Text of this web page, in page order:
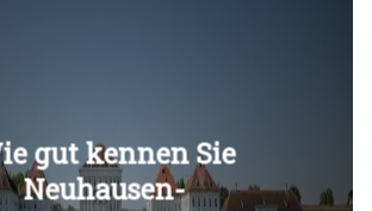
Überspringen